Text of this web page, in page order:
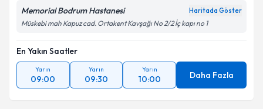
Memorial Bodrum Hastanesi Haritada Göster
Müskebi mah Kapuz cad. Ortakent Kavşağı No 2/2 İç kapı no 1
En Yakın Saatler
Yarın
09:00
Yarın
09:30
Yarın
10:00 Daha Fazla